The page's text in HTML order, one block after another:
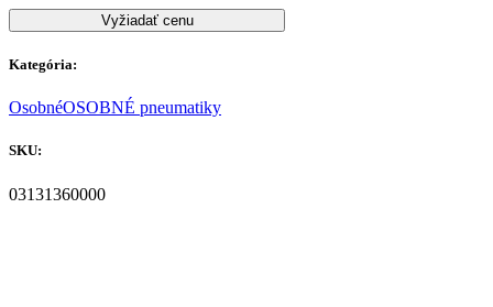
Vyžiadať cenu
Kategória:
OsobnéOSOBNÉ pneumatiky
SKU:
03131360000